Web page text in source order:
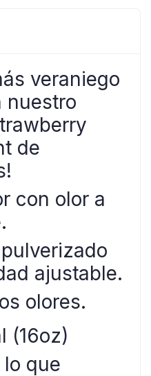
veraniego
nuestro
de
con olor a
ajustable.
olores.
(16oz)
que